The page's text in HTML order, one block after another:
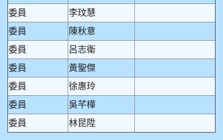
委員
李玟慧
委員
陳秋意
委員
呂志衛
委員
黃聖傑
委員
徐惠玲
委員
吳芊樺
委員
林昆陞